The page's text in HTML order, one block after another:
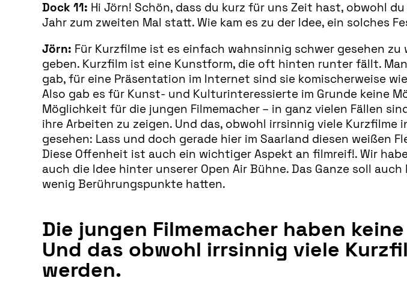
Dock 11: Hi Jörn! Schön, dass du kurz für uns Zeit hast, obwohl
Jahr zum zweiten Mal statt. Wie kam es zu der Idee, ein solches
Jörn: Für Kurzfilme ist es einfach wahnsinnig schwer gesehen
geben. Kurzfilm ist eine Kunstform, die oft hinten runter fällt.
gab, für eine Präsentation im Internet sind sie komischerweise
Also gab es für Kunst- und Kulturinteressierte im Grunde keine
Möglichkeit für die jungen Filmemacher – in ganz vielen Fällen
ihre Arbeiten zu zeigen. Und das, obwohl irrsinnig viele
gesehen: Lass und doch gerade hier im Saarland diesen weißen
Diese Offenheit ist auch ein wichtiger Aspekt an filmreif!. Wir
auch die Idee hinter unserer Open Air Bühne. Das Ganze soll
wenig Berührungspunkte hatten.
Die jungen Filmemacher haben
Und das obwohl irrsinnig viele
werden.